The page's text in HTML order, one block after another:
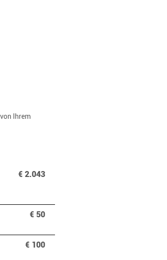
Ihrem
€ 2.043
€ 50
€ 100